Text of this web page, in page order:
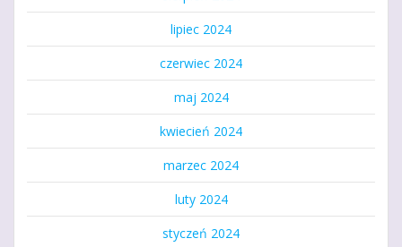
lipiec 2024
czerwiec 2024
maj 2024
kwiecień 2024
marzec 2024
luty 2024
styczeń 2024